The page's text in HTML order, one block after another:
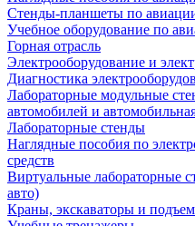
Стенды-планшеты по
Учебное оборудование по
Горная отрасль
Электрооборудование и
Диагностика
Лабораторные модульные
автомобилей и
Лабораторные стенды
Наглядные пособия по
средств
Виртуальные лабораторные
авто)
Краны, экскаваторы и